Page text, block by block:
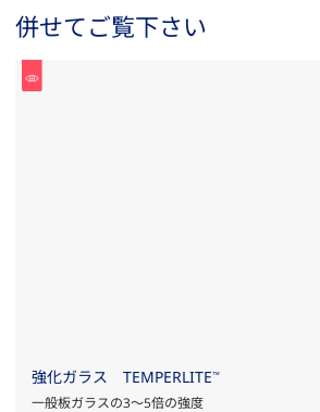
併せてご覧下さい
強化ガラス TEMPERLITE™
一般板ガラスの3～5倍の強度